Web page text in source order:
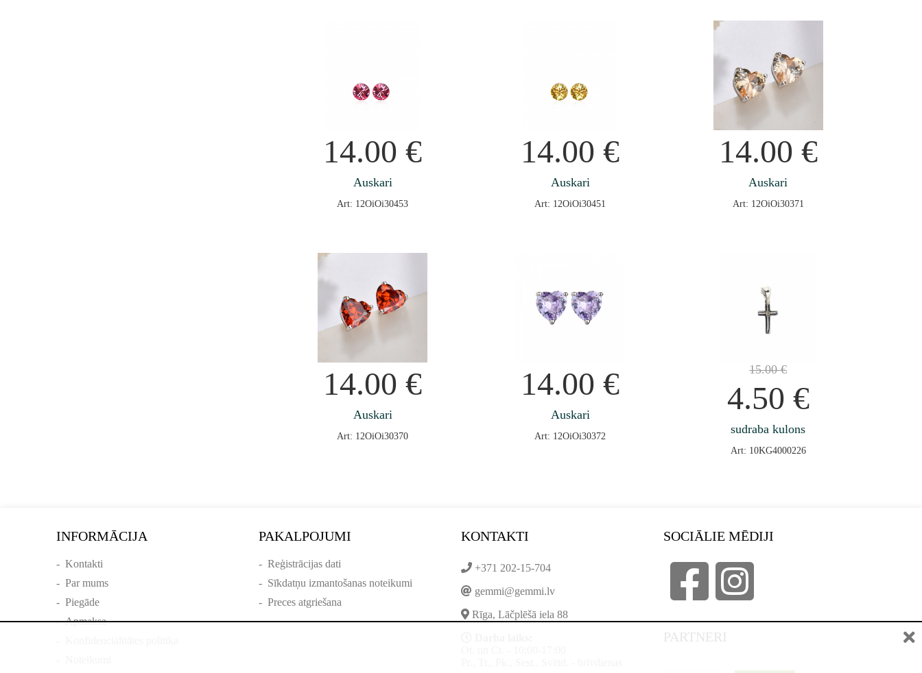
14.00€
Auskari
Art: 12OiOi30453
14.00€
Auskari
Art: 12OiOi30451
14.00 €
Auskari
Art: 12OiOi30371
14.00€
Auskari
Art: 12OiOi30370
14.00€
Auskari
Art: 12OiOi30372
15.00€
4.50 €
sudraba kulons
Art: 10KG4000226
INFORMĀCIJA
- Kontakti
- Par mums
- Piegāde
-Apmaksa
PAKALPOJUMI
- Reģistrācijas dati
- Sīkdatņu izmantošanas noteikumi
- Preces atgriešana
KONTAKTI
+371 202-15-704
gemmi@gemmi.lv
Rīga, Lāčplēšā iela 88
SOCIĀLIE MĒDIJI
PARTNERI